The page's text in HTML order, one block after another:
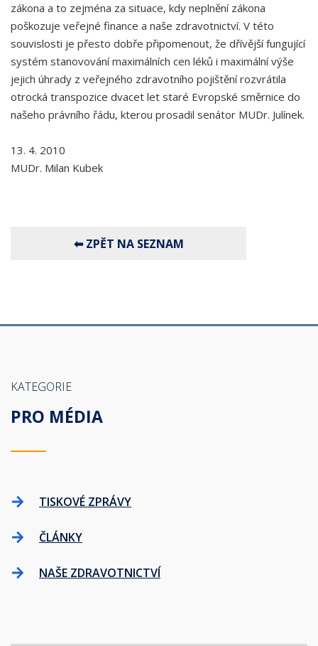
zákona a to zejména za situace, kdy neplnění zákona
poškozuje veřejné finance a naše zdravotnictví. V této
souvislosti je přesto dobře připomenout, že dřívější fungující
systém stanovování maximálních cen léků i maximální výše
jejich úhrady z veřejného zdravotního pojištění rozvrátila
otrocká transpozice dvacet let staré Evropské směrnice do
našeho právního řádu, kterou prosadil senátor MUDr. Julínek.
13. 4. 2010
MUDr. Milan Kubek
KATEGORIE
PRO MÉDIA
TISKOVÉ ZPRÁVY
ČLÁNKY
NAŠE ZDRAVOTNICTVÍ